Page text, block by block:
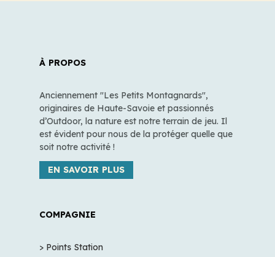
À PROPOS
Anciennement "Les Petits Montagnards",
originaires de Haute-Savoie et passionnés
d’Outdoor, la nature est notre terrain de jeu. Il
est évident pour nous de la protéger quelle que
soit notre activité !
EN SAVOIR PLUS
COMPAGNIE
> Points Station